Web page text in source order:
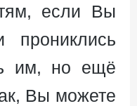
если Вы
им, но ещё
Вы можете